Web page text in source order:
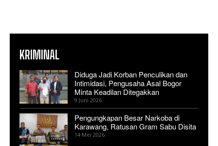
KRIMINAL
Diduga Jadi Korban Penculikan dan
Intimidasi, Pengusaha Asal Bogor
Minta Keadilan Ditegakkan
9 Juni 2026
Pengungkapan Besar Narkoba di
Karawang, Ratusan Gram Sabu Disita
14 Mei 2026